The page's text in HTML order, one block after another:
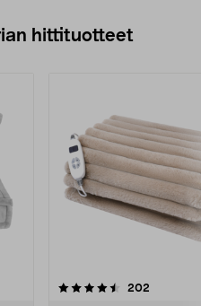
hittituotteet
202
4.5 viidestä